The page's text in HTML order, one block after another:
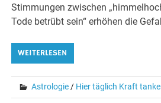
Stimmungen zwischen
Tode betrübt sein“ erhöhen die
WEITERLESEN
Astrologie/ Hier täglich Kraft